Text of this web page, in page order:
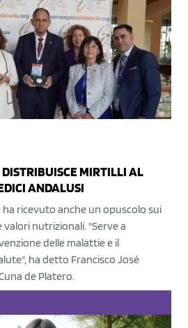
MIRTILLI AL
ANDALUSI
ricevuto anche un opuscolo sui
nutrizionali. "Serve a
delle malattie e il
ha detto Francisco José
de Platero.